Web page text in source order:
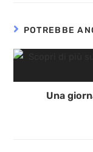
POTREBBE
Una